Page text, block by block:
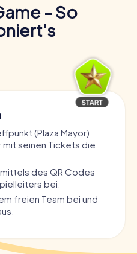
- So
(Plaza Mayor)
seinen Tickets die
des QR Codes
bei.
freien Team bei und